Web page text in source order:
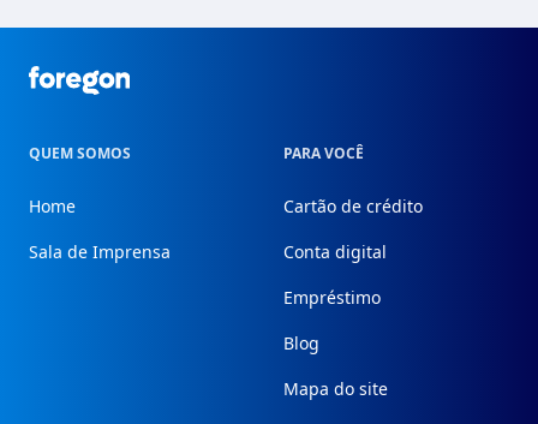
Foregon.com
QUEM SOMOS
Home
Sala de Imprensa
PARA VOCÊ
Cartão de crédito
Conta digital
Empréstimo
Blog
Mapa do site